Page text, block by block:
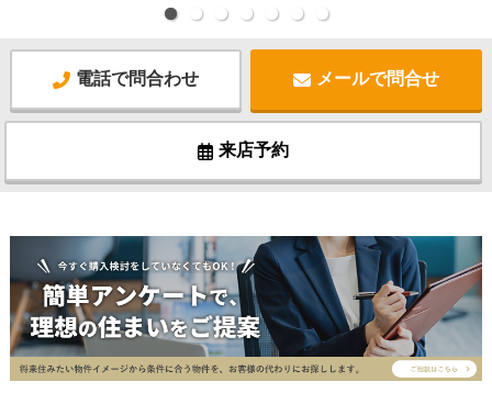
電話で問合わせ メールで問合せ
来店予約